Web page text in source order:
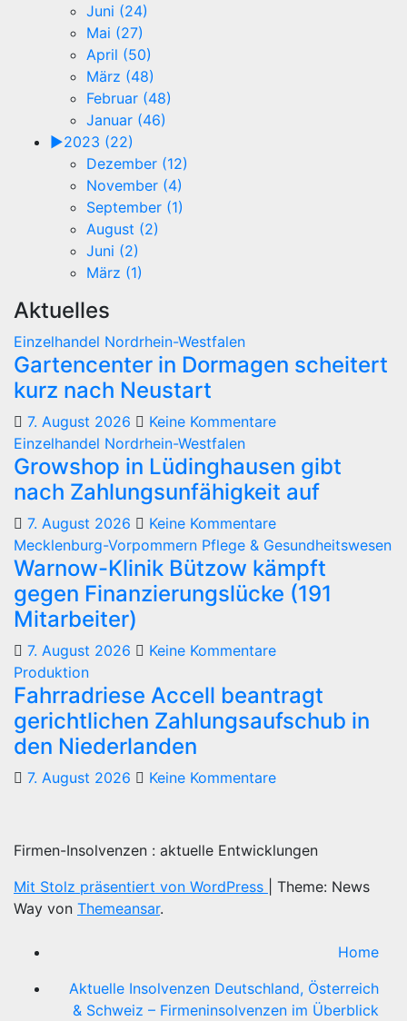
Juni (24)
Mai (27)
April (50)
März (48)
Februar (48)
Januar (46)
►2023 (22)
Dezember (12)
November (4)
September (1)
August (2)
Juni (2)
März (1)
Aktuelles
Einzelhandel Nordrhein-Westfalen
Gartencenter in Dormagen scheitert
kurz nach Neustart
7. August 2026
Keine Kommentare
Einzelhandel Nordrhein-Westfalen
Growshop in Lüdinghausen gibt
nach Zahlungsunfähigkeit auf
7. August 2026
Keine Kommentare
Mecklenburg-Vorpommern Pflege & Gesundheitswesen
Warnow-Klinik Bützow kämpft
gegen Finanzierungslücke (191
Mitarbeiter)
7. August 2026
Keine Kommentare
Produktion
Fahrradriese Accell beantragt
gerichtlichen Zahlungsaufschub in
den Niederlanden
7. August 2026 Keine Kommentare
Firmen-Insolvenzen : aktuelle Entwicklungen
Mit Stolz präsentiert von WordPress
Theme: News
Way von Themeansar.
Home
Aktuelle Insolvenzen Deutschland, Österreich
& Schweiz – Firmeninsolvenzen im Überblick